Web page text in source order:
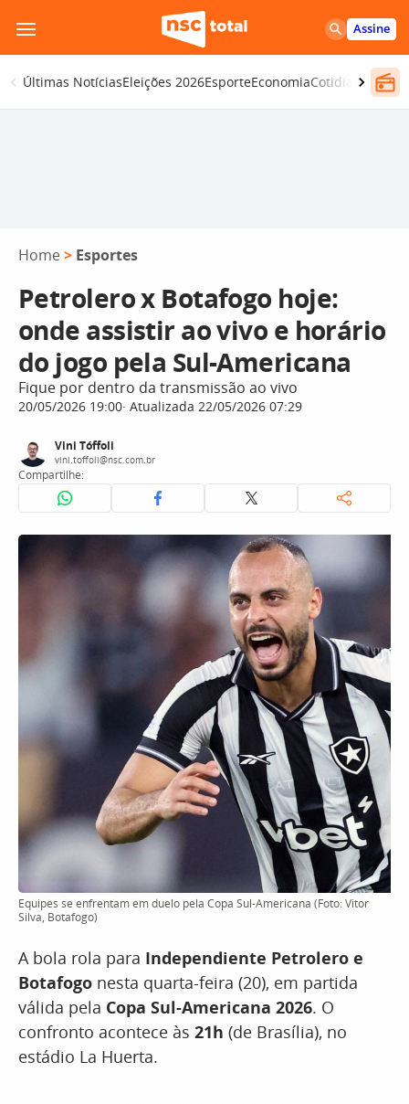
para
o
conteúdo
Assine
Últimas NotíciasEleições 2026EsporteEconomiaCotidiano
Home > Esportes
Petrolero x Botafogo hoje:
onde assistir ao vivo e horário
do jogo pela Sul-Americana
Fique por dentro da transmissão ao vivo
20/05/2026 19:00 Atualizada 22/05/2026 07:29
Vini Tóffoli
vini.toffoli@nsc.com.br
Compartilhe:
Equipes se enfrentam em duelo pela Copa Sul-Americana (Foto: Vitor
Silva, Botafogo)
A bola rola para Independiente Petrolero e
Botafogo nesta quarta-feira (20), em partida
válida pela Copa Sul-Americana 2026. O
confronto acontece às 21h (de Brasília), no
estádio La Huerta.